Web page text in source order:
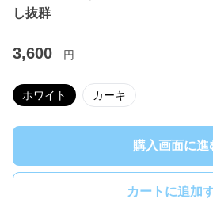
し抜群
3,600 円
ホワイト カーキ
購入画面に進
カートに追加